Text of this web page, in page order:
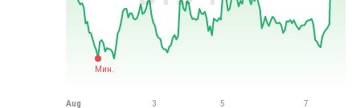
Последнее обновление: 21:42 GMT+0 2026-08-07
NT$0.000000 NT$0.000000